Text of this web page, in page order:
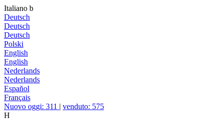
Italiano b
Deutsch
Deutsch
Deutsch
Polski
English
English
Nederlands
Nederlands
Español
Français
Nuovo oggi: 311 | venduto: 575
H